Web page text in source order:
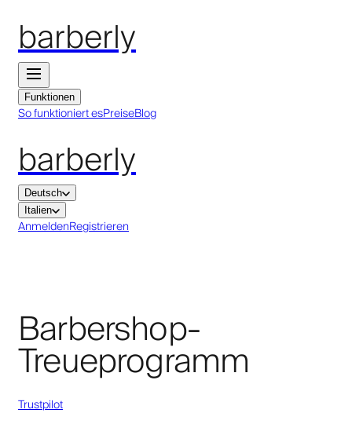
barberly
Funktionen
So funktioniert esPreiseBlog
barberly
Deutsch
Italien
AnmeldenRegistrieren
Barbershop-
Treueprogramm
Trustpilot